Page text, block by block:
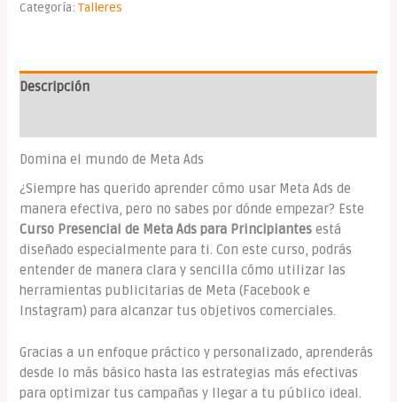
Categoría:Talleres
Descripción
Domina el mundo de Meta Ads
¿Siempre has querido aprender cómo usar Meta Ads de
manera efectiva, pero no sabes por dónde empezar? Este
Curso Presencial de Meta Ads para Principiantes está
diseñado especialmente para ti. Con este curso, podrás
entender de manera clara y sencilla cómo utilizar las
herramientas publicitarias de Meta (Facebook e
Instagram) para alcanzar tus objetivos comerciales.
Gracias a un enfoque práctico y personalizado, aprenderás
desde lo más básico hasta las estrategias más efectivas
para optimizar tus campañas y llegar a tu público ideal.